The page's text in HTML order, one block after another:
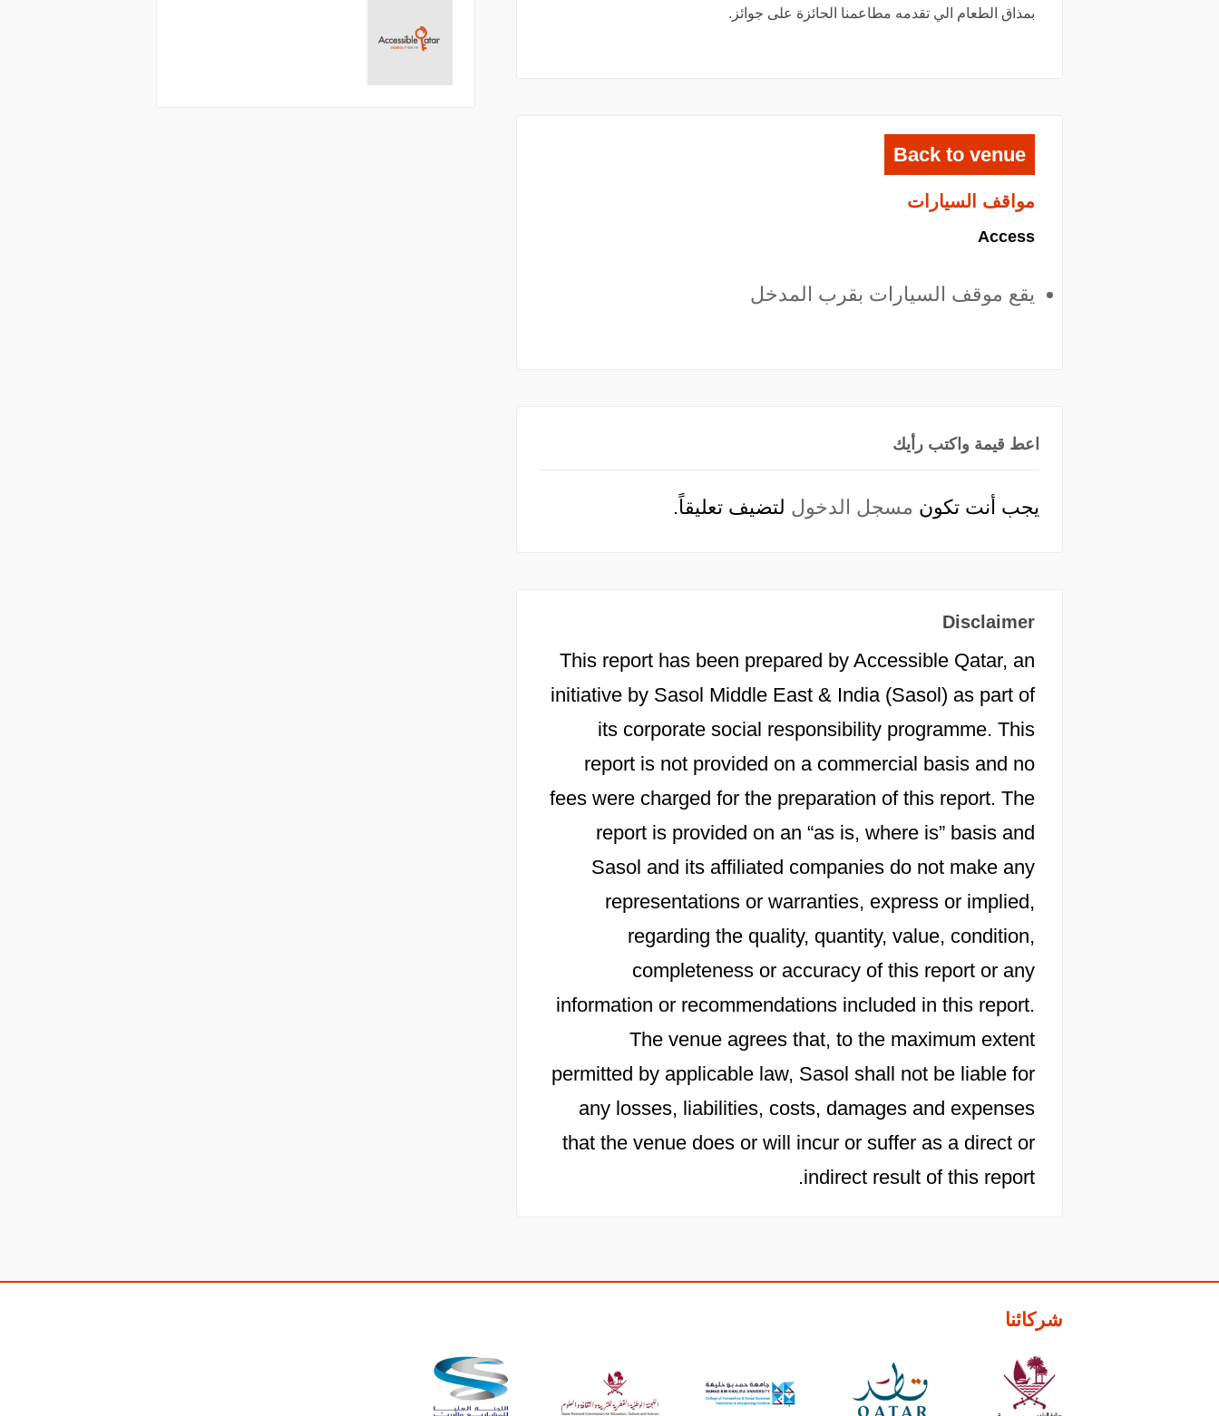
بمذاق الطعام الي تقدمه مطاعمنا الحائزة على جوائز.
Back to venue
مواقف السيارات
Access
يقع موقف السيارات بقرب المدخل
اعط قيمة واكتب رأيك
يجب أنت تكون مسجل الدخول لتضيف تعليقاً.
Disclaimer
This report has been prepared by Accessible Qatar, an
initiative by Sasol Middle East & India (Sasol) as part of
its corporate social responsibility programme. This
report is not provided on a commercial basis and no
fees were charged for the preparation of this report. The
report is provided on an “as is, where is” basis and
Sasol and its affiliated companies do not make any
representations or warranties, express or implied,
regarding the quality, quantity, value, condition,
completeness or accuracy of this report or any
information or recommendations included in this report.
The venue agrees that, to the maximum extent
permitted by applicable law, Sasol shall not be liable for
any losses, liabilities, costs, damages and expenses
that the venue does or will incur or suffer as a direct or
indirect result of this report.
شركائنا